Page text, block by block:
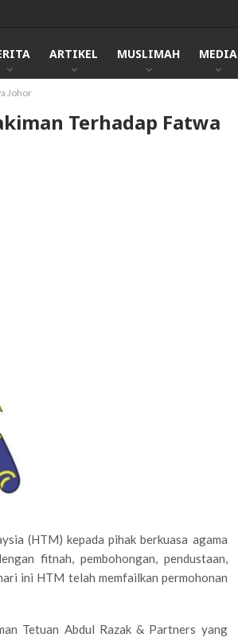
ARTIKEL MUSLIMAH MEDIA
Johor
Terhadap Fatwa
(HTM) kepada pihak berkuasa agama
fitnah, pembohongan, pendustaan,
ini HTM telah memfailkan permohonan
Tetuan Abdul Razak & Partners yang